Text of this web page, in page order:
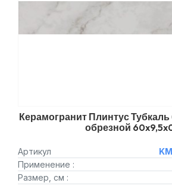
Керамогранит Плинтус
обрезной
Артикул
Применение :
Размер, см :